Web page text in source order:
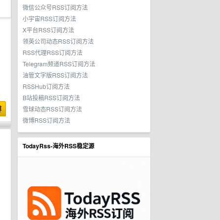
微信公众号RSS订阅方法
小宇宙RSS订阅方法
X平台RSS订阅方法
领英公司动态RSS订阅方法
RSS代理RSS订阅方法
Telegram频道RSS订阅方法
油管文字版RSS订阅方法
RSSHub订阅方法
B站投稿RSS订阅方法
雪球动态RSS订阅方法
微博RSS订阅方法
TodayRss-海外RSS稳定源